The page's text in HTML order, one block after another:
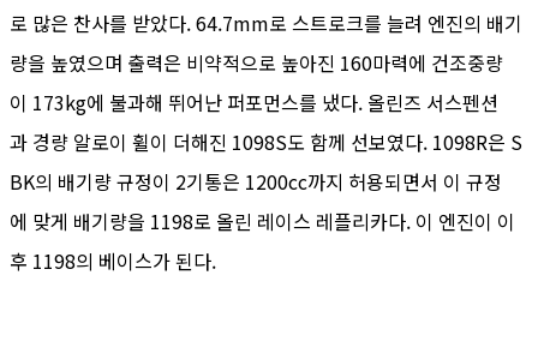
로 많은 찬사를 받았다. 64.7mm로 스트로크를 늘려 엔진의 배기
량을 높였으며 출력은 비약적으로 높아진 160마력에 건조중량
이 173kg에 불과해 뛰어난 퍼포먼스를 냈다. 올린즈 서스펜션
과 경량 알로이 휠이 더해진 1098S도 함께 선보였다. 1098R은 S
BK의 배기량 규정이 2기통은 1200cc까지 허용되면서 이 규정
에 맞게 배기량을 1198로 올린 레이스 레플리카다. 이 엔진이 이
후 1198의 베이스가 된다.